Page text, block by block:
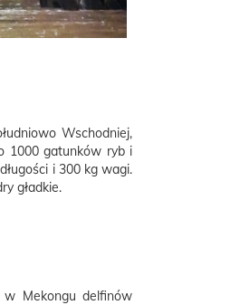
Wschodniej,
1000 gatunków ryb i
i 300 kg wagi.
gładkie.
w Mekongu delfinów